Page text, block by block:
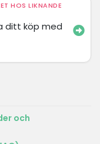
HOS LIKNANDE
ditt köp med
och